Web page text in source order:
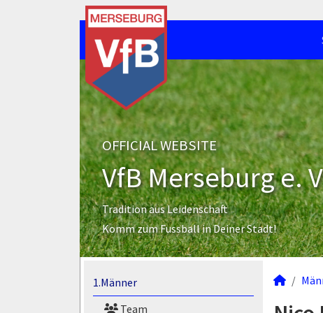
OFFICIAL WEBSITE
VfB Merseburg e.
Tradition aus Leidenschaft
Komm zum Fussball in Deiner Stadt!
1.Männer
Team